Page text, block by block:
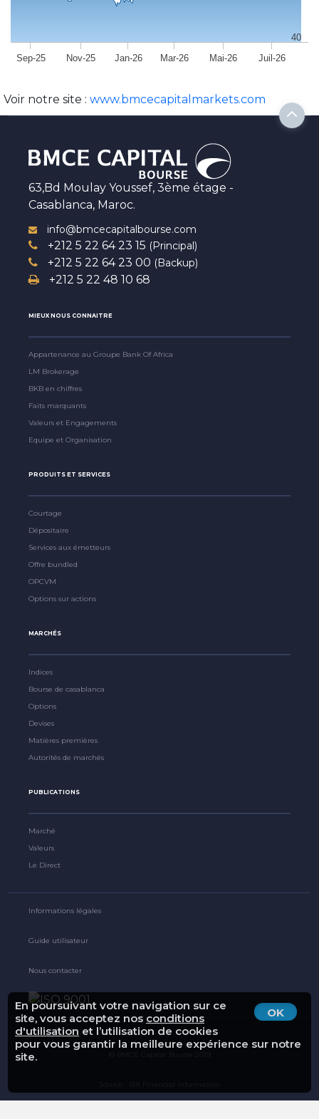
Sep-25 Nov-25 Jan-26 Mar-26 Mai-26 Juil-26
40
Voir notre site : www.bmcecapitalmarkets.com
OK
En poursuivant votre navigation sur ce
site, vous acceptez nos conditions
d'utilisation et l’utilisation de cookies
pour vous garantir la meilleure expérience sur notre
site.
63,Bd Moulay Youssef, 3ème étage -
Casablanca, Maroc.
info@bmcecapitalbourse.com
+212 5 22 64 23 15 (Principal)
+212 5 22 64 23 00 (Backup)
+212 5 22 48 10 68
MIEUX NOUS CONNAITRE
Appartenance au Groupe Bank Of Africa
LM Brokerage
BKB en chiffres
Faits marquants
Valeurs et Engagements
Equipe et Organisation
PRODUITS ET SERVICES
Courtage
Dépositaire
Services aux émetteurs
Offre bundled
OPCVM
Options sur actions
MARCHÉS
Indices
Bourse de casablanca
Options
Devises
Matières premières
Autorités de marchés
PUBLICATIONS
Marché
Valeurs
Le Direct
Informations légales
Guide utilisateur
Nous contacter